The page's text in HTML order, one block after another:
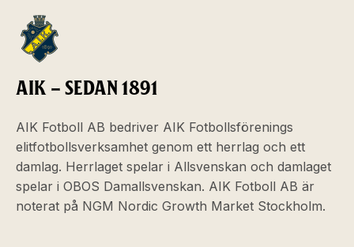
AIK – SEDAN 1891
AIK Fotboll AB bedriver AIK Fotbollsförenings
elitfotbollsverksamhet genom ett herrlag och ett
damlag. Herrlaget spelar i Allsvenskan och damlaget
spelar i OBOS Damallsvenskan. AIK Fotboll AB är
noterat på NGM Nordic Growth Market Stockholm.